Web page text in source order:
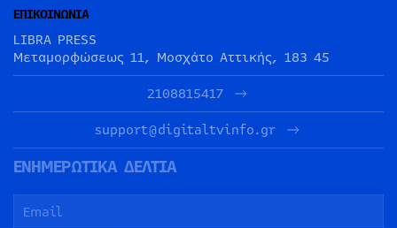
ΕΠΙΚΟΙΝΩΝΙΑ
LIBRA PRESS
Μεταμορφώσεως 11, Μοσχάτο Αττικής, 183 45
2108815417
support@digitaltvinfo.gr
ΕΝΗΜΕΡΩΤΙΚΑ ΔΕΛΤΙΑ